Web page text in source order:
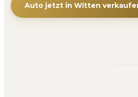
Auto jetzt in Witten